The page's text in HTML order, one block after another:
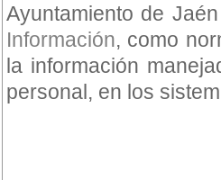
Ayuntamiento de
Información, como
la información
personal, en los